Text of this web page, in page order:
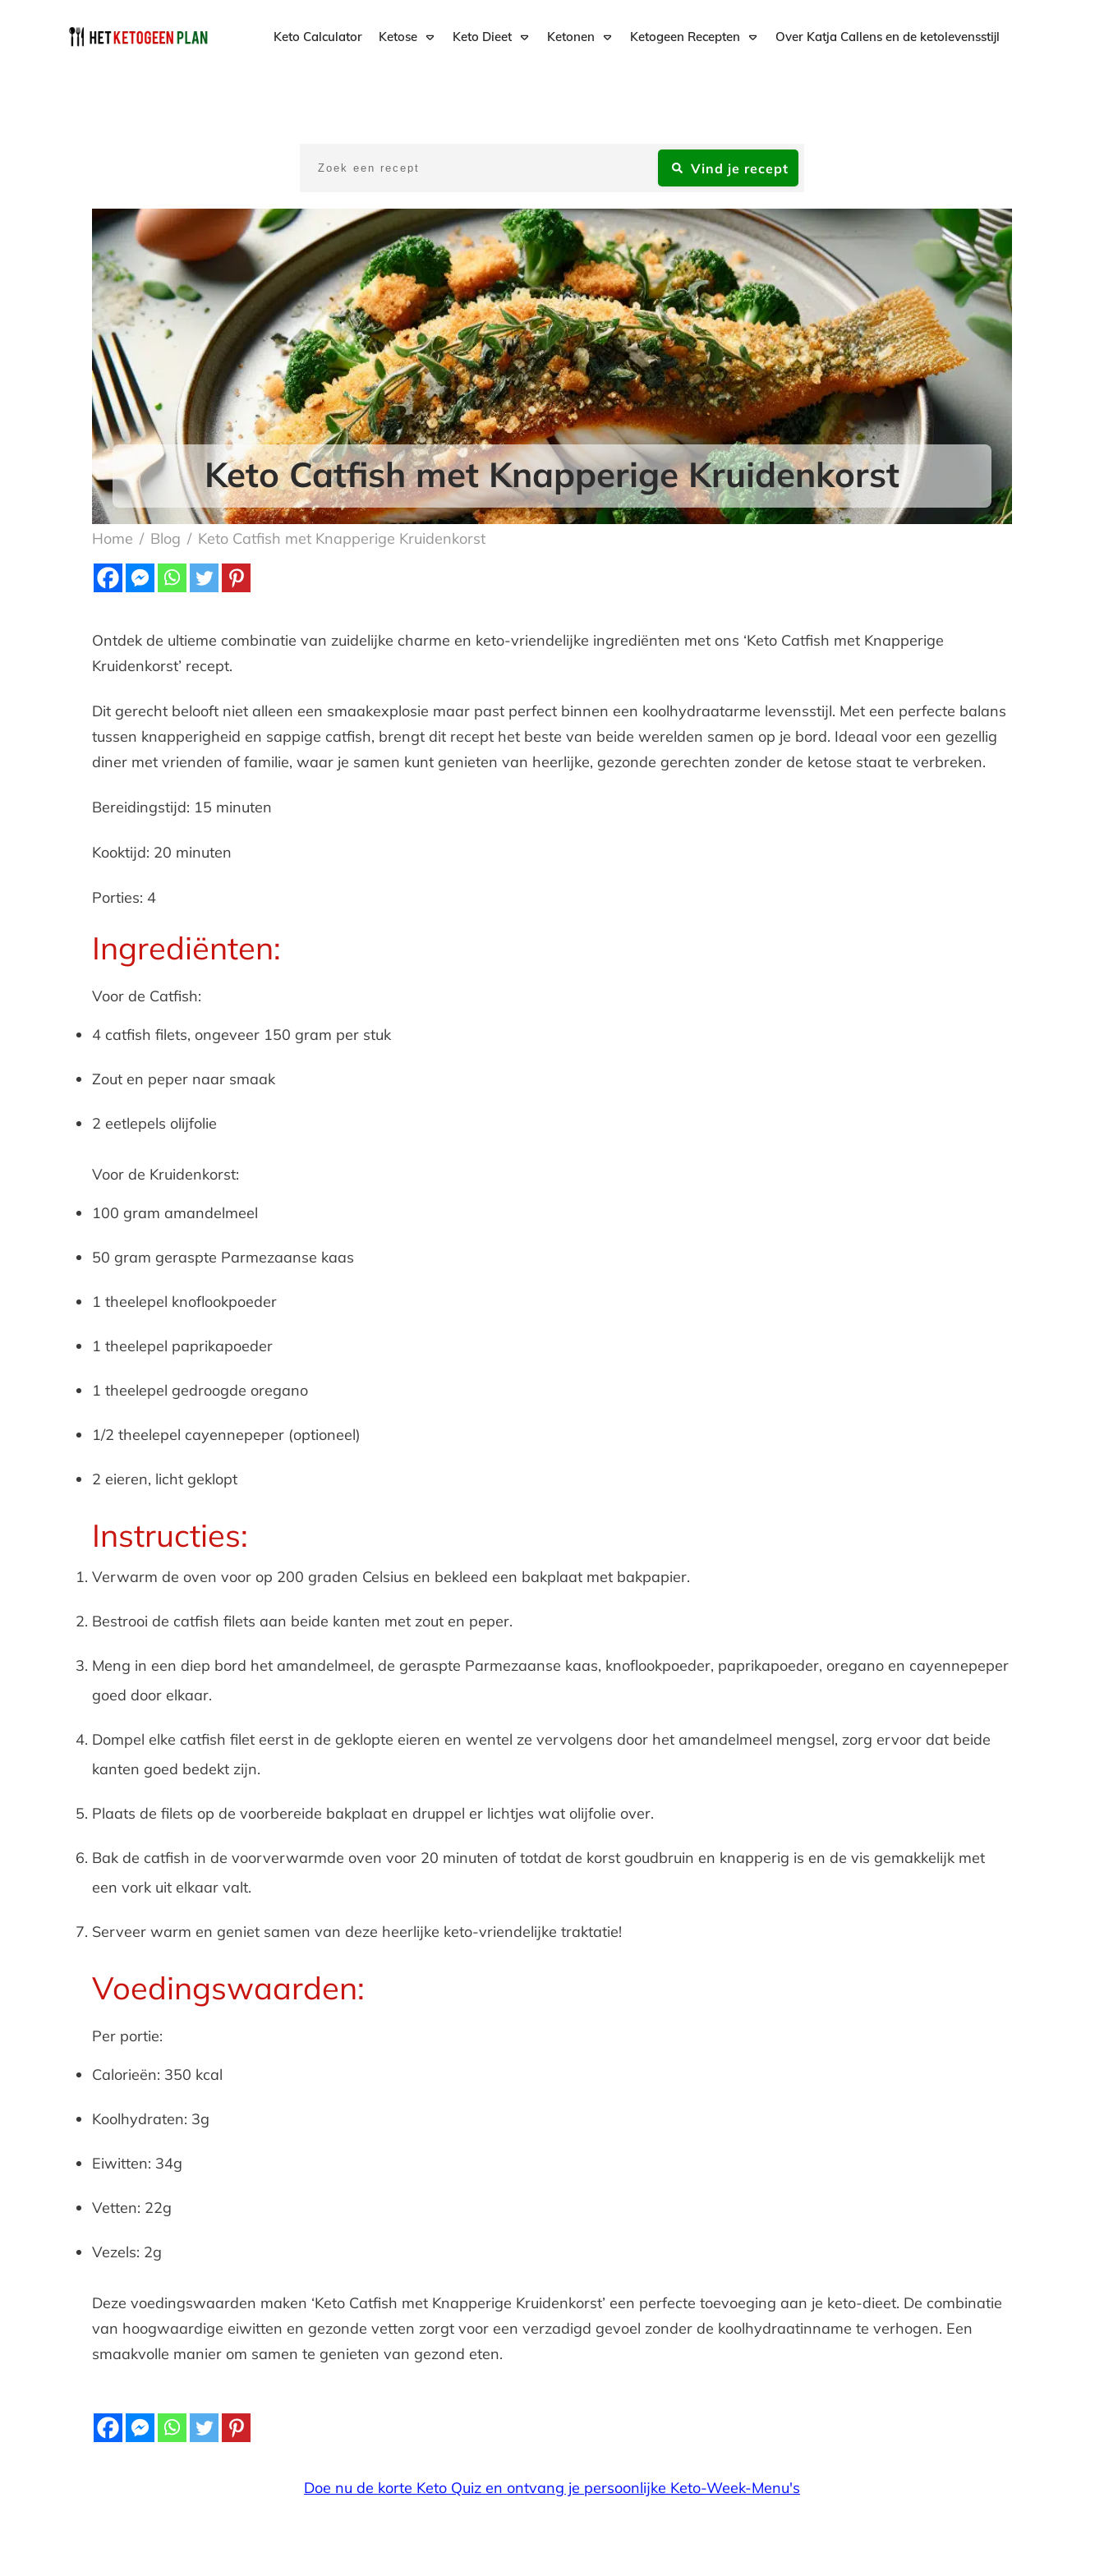
Keto Calculator Ketose Keto Dieet Ketonen Ketogeen Recepten Over Katja Callens en de ketolevensstijl
Vind je recept
Keto Catfish met Knapperige Kruidenkorst
Home / Blog / Keto Catfish met Knapperige Kruidenkorst
Ontdek de ultieme combinatie van zuidelijke charme en keto-vriendelijke ingrediënten met ons ‘Keto Catfish met Knapperige
Kruidenkorst’ recept.
Dit gerecht belooft niet alleen een smaakexplosie maar past perfect binnen een koolhydraatarme levensstijl. Met een perfecte balans
tussen knapperigheid en sappige catfish, brengt dit recept het beste van beide werelden samen op je bord. Ideaal voor een gezellig
diner met vrienden of familie, waar je samen kunt genieten van heerlijke, gezonde gerechten zonder de ketose staat te verbreken.
Bereidingstijd: 15 minuten
Kooktijd: 20 minuten
Porties: 4
Ingrediënten:
Voor de Catfish:
4 catfish filets, ongeveer 150 gram per stuk
Zout en peper naar smaak
2 eetlepels olijfolie
Voor de Kruidenkorst:
100 gram amandelmeel
50 gram geraspte Parmezaanse kaas
1 theelepel knoflookpoeder
1 theelepel paprikapoeder
1 theelepel gedroogde oregano
1/2 theelepel cayennepeper (optioneel)
2 eieren, licht geklopt
Instructies:
Verwarm de oven voor op 200 graden Celsius en bekleed een bakplaat met bakpapier.
Bestrooi de catfish filets aan beide kanten met zout en peper.
Meng in een diep bord het amandelmeel, de geraspte Parmezaanse kaas, knoflookpoeder, paprikapoeder, oregano en cayennepeper
goed door elkaar.
Dompel elke catfish filet eerst in de geklopte eieren en wentel ze vervolgens door het amandelmeel mengsel, zorg ervoor dat beide
kanten goed bedekt zijn.
Plaats de filets op de voorbereide bakplaat en druppel er lichtjes wat olijfolie over.
Bak de catfish in de voorverwarmde oven voor 20 minuten of totdat de korst goudbruin en knapperig is en de vis gemakkelijk met
een vork uit elkaar valt.
Serveer warm en geniet samen van deze heerlijke keto-vriendelijke traktatie!
Voedingswaarden:
Per portie:
Calorieën: 350 kcal
Koolhydraten: 3g
Eiwitten: 34g
Vetten: 22g
Vezels: 2g
Deze voedingswaarden maken ‘Keto Catfish met Knapperige Kruidenkorst’ een perfecte toevoeging aan je keto-dieet. De combinatie
van hoogwaardige eiwitten en gezonde vetten zorgt voor een verzadigd gevoel zonder de koolhydraatinname te verhogen. Een
smaakvolle manier om samen te genieten van gezond eten.
Doe nu de korte Keto Quiz en ontvang je persoonlijke Keto-Week-Menu's